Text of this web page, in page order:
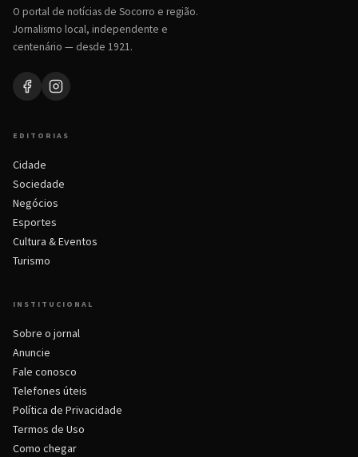
O portal de notícias de Socorro e região.
Jornalismo local, independente e
centenário — desde 1921.
EDITORIAS
Cidade
Sociedade
Negócios
Esportes
Cultura & Eventos
Turismo
INSTITUCIONAL
Sobre o jornal
Anuncie
Fale conosco
Telefones úteis
Política de Privacidade
Termos de Uso
Como chegar